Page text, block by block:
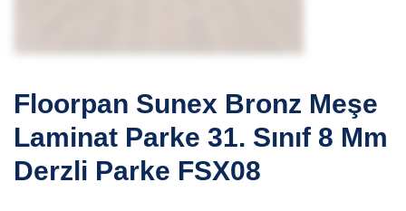
Floorpan Sunex Bronz Meşe
Laminat Parke 31. Sınıf 8 Mm
Derzli Parke FSX08